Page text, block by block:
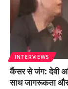
INTERVIEWS
कैंसर से जंग: देवी
साथ जागरूकता और